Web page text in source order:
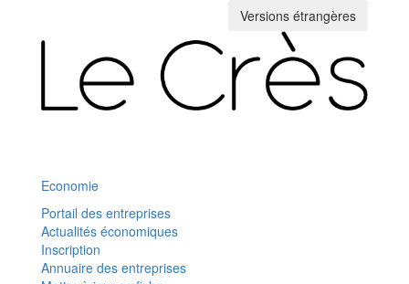
Versions étrangères
Economie
Portail des entreprises
Actualités économiques
Inscription
Annuaire des entreprises